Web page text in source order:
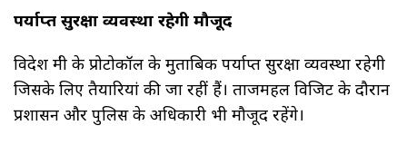
पर्याप्त सुरक्षा व्यवस्था रहेगी मौजूद
विदेश मंत्री के प्रोटोकॉल के मुताबिक पर्याप्त सुरक्षा व्यवस्था रहेगी
जिसके लिए तैयारियां की जा रहीं हैं। ताजमहल विजिट के दौरान
प्रशासन और पुलिस के अधिकारी भी मौजूद रहेंगे।